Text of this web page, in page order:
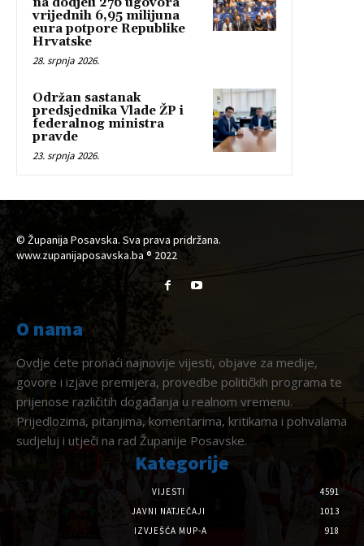
vrijednih 6,95 milijuna
eura potpore Republike
Hrvatske
28. srpnja 2026.
Održan sastanak
predsjednika Vlade ŽP i
federalnog ministra
pravde
23. srpnja 2026.
© Županija Posavska. Sva prava pridržana.
www.zupanijaposavska.ba ® 2022
O nama
Ovdje ćete pronaći najnovije vijesti, objave za medije,
govore i izjave premijera, provedbe političkih programa te
prijenose različitih događanja u realnom vremenu.
Prijedlozima, pitanjima, komentarima, kritikama i pohvalama
sudjeluj i utječi na rad Županije Posavske.
Kategorije
VIJESTI
4591
JAVNI NATJEČAJI
1013
IZVJEŠĆA MUP-A
918